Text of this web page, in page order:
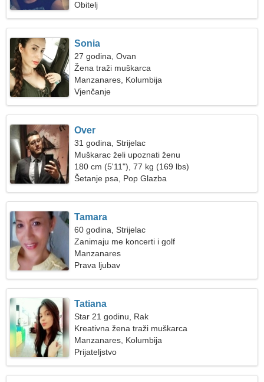
Obitelj
Sonia
27 godina, Ovan
Žena traži muškarca
Manzanares, Kolumbija
Vjenčanje
Over
31 godina, Strijelac
Muškarac želi upoznati ženu
180 cm (5'11"), 77 kg (169 lbs)
Šetanje psa, Pop Glazba
Tamara
60 godina, Strijelac
Zanimaju me koncerti i golf
Manzanares
Prava ljubav
Tatiana
Star 21 godinu, Rak
Kreativna žena traži muškarca
Manzanares, Kolumbija
Prijateljstvo